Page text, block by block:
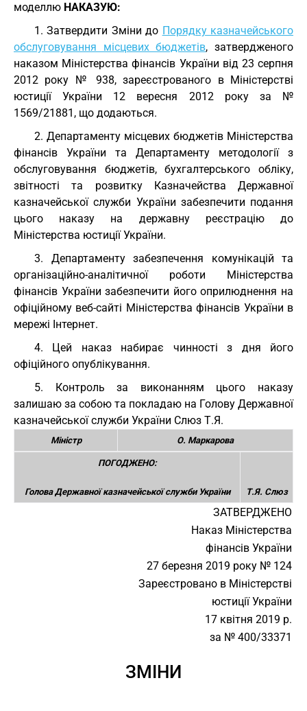
моделлю НАКАЗУЮ:
1. Затвердити Зміни до Порядку казначейського
обслуговування місцевих бюджетів, затвердженого
наказом Міністерства фінансів України від 23 серпня
2012 року № 938, зареєстрованого в Міністерстві
юстиції України 12 вересня 2012 року за №
1569/21881, що додаються.
2. Департаменту місцевих бюджетів Міністерства
фінансів України та Департаменту методології з
обслуговування бюджетів, бухгалтерського обліку,
звітності та розвитку Казначейства Державної
казначейської служби України забезпечити подання
цього наказу на державну реєстрацію до
Міністерства юстиції України.
3. Департаменту забезпечення комунікацій та
організаційно-аналітичної роботи Міністерства
фінансів України забезпечити його оприлюднення на
офіційному веб-сайті Міністерства фінансів України в
мережі Інтернет.
4. Цей наказ набирає чинності з дня його
офіційного опублікування.
5. Контроль за виконанням цього наказу
залишаю за собою та покладаю на Голову Державної
казначейської служби України Слюз Т.Я.
Міністр О. Маркарова
ПОГОДЖЕНО:
Голова Державної казначейської служби України Т.Я. Слюз
ЗАТВЕРДЖЕНО
Наказ Міністерства
фінансів України
27 березня 2019 року № 124
Зареєстровано в Міністерстві
юстиції України
17 квітня 2019 р.
за № 400/33371
ЗМІНИ